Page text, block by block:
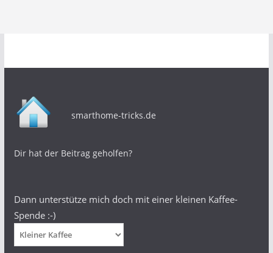
smarthome-tricks.de
Dir hat der Beitrag geholfen?
Dann unterstütze mich doch mit einer kleinen Kaffee-
Spende :-)